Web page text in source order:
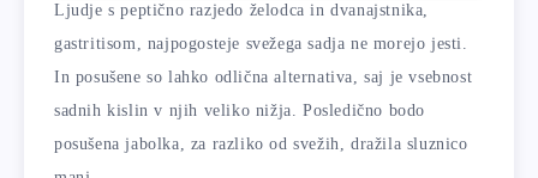
Ljudje s peptično razjedo želodca in dvanajstnika,
gastritisom, najpogosteje svežega sadja ne morejo jesti.
In posušene so lahko odlična alternativa, saj je vsebnost
sadnih kislin v njih veliko nižja. Posledično bodo
posušena jabolka, za razliko od svežih, dražila sluznico